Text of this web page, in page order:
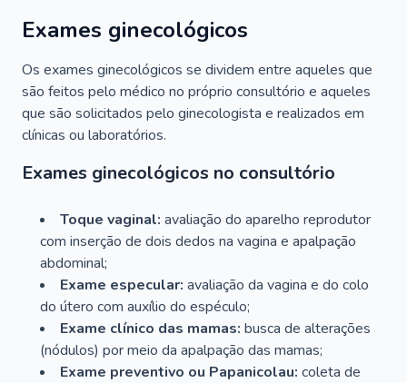
Exames ginecológicos
Os exames ginecológicos se dividem entre aqueles que
são feitos pelo médico no próprio consultório e aqueles
que são solicitados pelo ginecologista e realizados em
clínicas ou laboratórios.
Exames ginecológicos no consultório
Toque vaginal: avaliação do aparelho reprodutor
com inserção de dois dedos na vagina e apalpação
abdominal;
Exame especular: avaliação da vagina e do colo
do útero com auxílio do espéculo;
Exame clínico das mamas: busca de alterações
(nódulos) por meio da apalpação das mamas;
Exame preventivo ou Papanicolau: coleta de